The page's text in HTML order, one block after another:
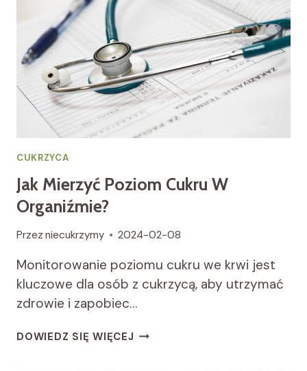
CUKRZYCA
Jak Mierzyć Poziom Cukru W
Organiźmie?
Przez niecukrzymy 2024-02-08
Monitorowanie poziomu cukru we krwi jest
kluczowe dla osób z cukrzycą, aby utrzymać
zdrowie i zapobiec…
DOWIEDZ SIĘ WIĘCEJ JAK